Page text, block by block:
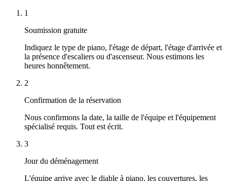
1
Soumission gratuite
Indiquez le type de piano, l'étage de départ, l'étage d'arrivée et
la présence d'escaliers ou d'ascenseur. Nous estimons les
heures honnêtement.
2
Confirmation de la réservation
Nous confirmons la date, la taille de l'équipe et l'équipement
spécialisé requis. Tout est écrit.
3
Jour du déménagement
L'équipe arrive avec le diable à piano, les couvertures, les